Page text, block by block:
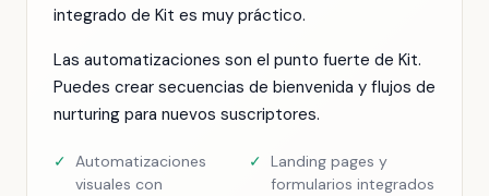
integrado de Kit es muy práctico.
Las automatizaciones son el punto fuerte de Kit.
Puedes crear secuencias de bienvenida y flujos de
nurturing para nuevos suscriptores.
✓ Automatizaciones
visuales con
✓ Landing pages y
formularios integrados